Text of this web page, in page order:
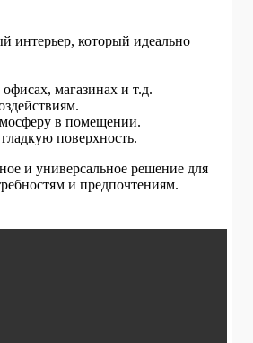
интерьер, который идеально
магазинах и т.д.
в помещении.
поверхность.
и универсальное решение для
и предпочтениям.